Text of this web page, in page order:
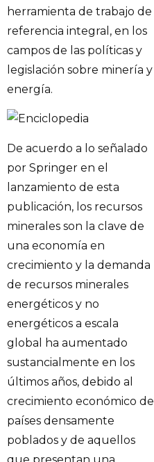
herramienta de trabajo de
referencia integral, en los
campos de las políticas y
legislación sobre minería y
energía.
De acuerdo a lo señalado
por Springer en el
lanzamiento de esta
publicación, los recursos
minerales son la clave de
una economía en
crecimiento y la demanda
de recursos minerales
energéticos y no
energéticos a escala
global ha aumentado
sustancialmente en los
últimos años, debido al
crecimiento económico de
países densamente
poblados y de aquellos